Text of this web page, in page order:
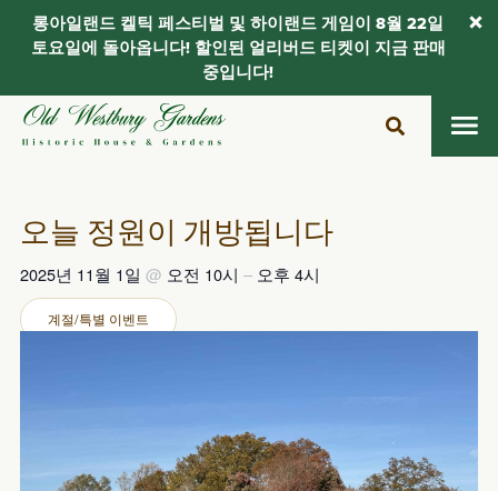
오늘 정원이 개방됩니다
2025년 11월 1일 @ 오전 10시 – 오후 4시
계절/특별 이벤트
롱아일랜드 켈틱 페스티벌 및 하이랜드 게임이 8월 22일
토요일에 돌아옵니다! 할인된 얼리버드 티켓이 지금 판매
중입니다!